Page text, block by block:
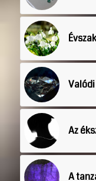
Az
A